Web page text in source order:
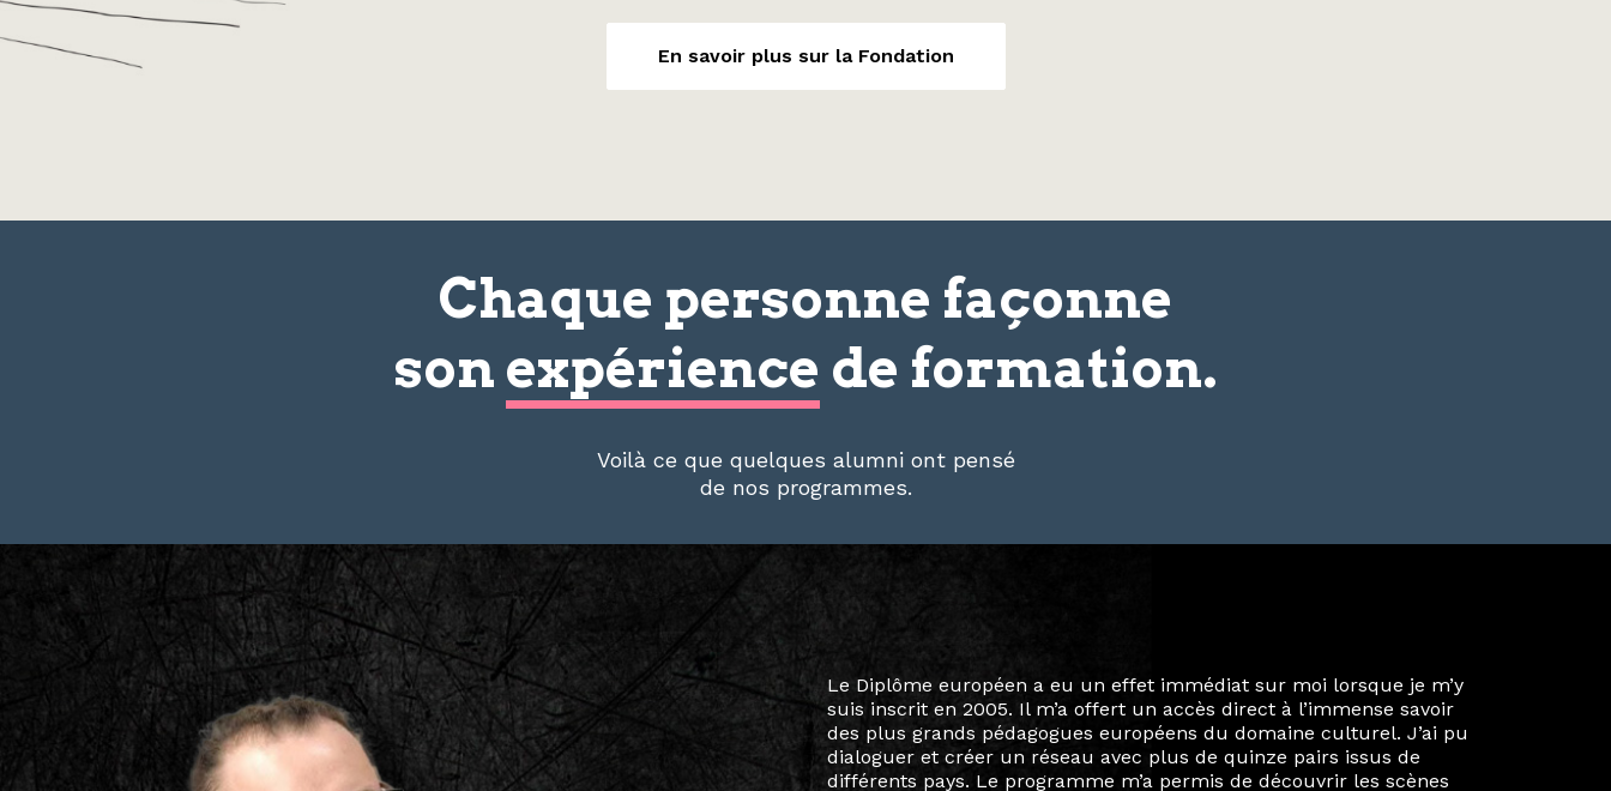
En savoir plus sur la Fondation
Chaque personne façonne
son expérience de formation.
Voilà ce que quelques alumni ont pensé
de nos programmes.
Le destin a voulu que ma vie privée et ma vie professionnelle dans les
arts soient étroitement liées. Durant mon année au sein du Diplôme
Marcel Hicter, j’ai intégré un réseau européen aussi inattendu que
vibrant, qui s’est étendu bien au-delà de la salle de classe. En
quelques mois, j’invitais mes camarades à collaborer sur des projets